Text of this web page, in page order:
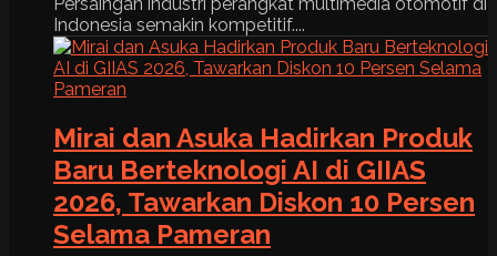
Persaingan industri perangkat multimedia otomotif di
Indonesia semakin kompetitif....
Mirai dan Asuka Hadirkan Produk
Baru Berteknologi AI di GIIAS
2026, Tawarkan Diskon 10 Persen
Selama Pameran